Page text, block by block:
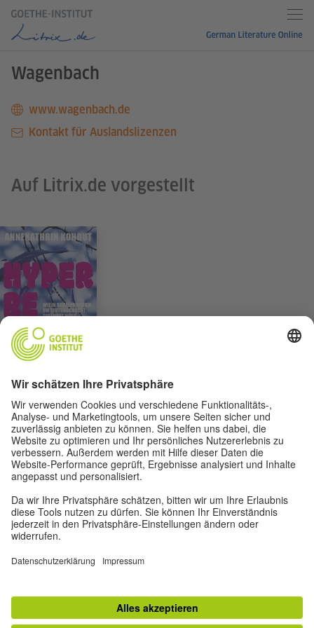
Wagenbach
www.wagenbach.de
Kontakt für Auslandslizenzen
Auf Litrix.de vorgestellt
Annekathrin Kohout
Hyperreaktiv. Wie in
Sozialen Medien um
Deutungsmacht gekämpft
wird
Top
Zur klassischen Ansicht